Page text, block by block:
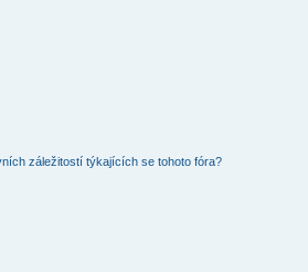
záležitostí týkajících se tohoto fóra?